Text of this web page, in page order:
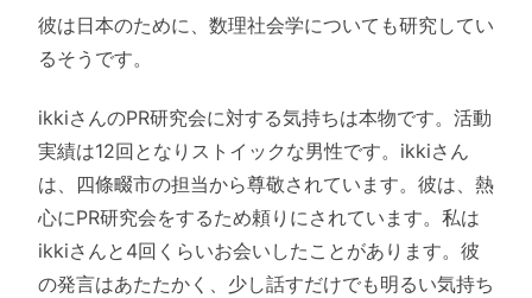
彼は日本のために、数理社会学についても研究してい
るそうです。
ikkiさんのPR研究会に対する気持ちは本物です。活動
実績は12回となりストイックな男性です。ikkiさん
は、四條畷市の担当から尊敬されています。彼は、熱
心にPR研究会をするため頼りにされています。私は
ikkiさんと4回くらいお会いしたことがあります。彼
の発言はあたたかく、少し話すだけでも明るい気持ち